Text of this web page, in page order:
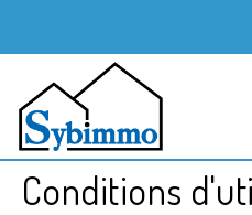
Conditions